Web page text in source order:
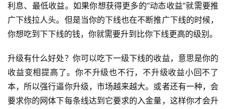
利息、最低收益。如果你想获得更多的“动态收益”就需要推
广下线拉人头。但是当你的下线也在不断推广下线的时候，
你想吃到下下线的钱，你就需要升到比你下线更高的级别。
升级有什么好处？你可以吃下一级下线的收益，意思是你的
收益变相提高了。你不升级也不行，不升级收益小回不了
本，所以强行逼你升级，市场越来越大。或者还有一种，会
要求你的网体下每条线达到它要求的入金量，这样你才会升